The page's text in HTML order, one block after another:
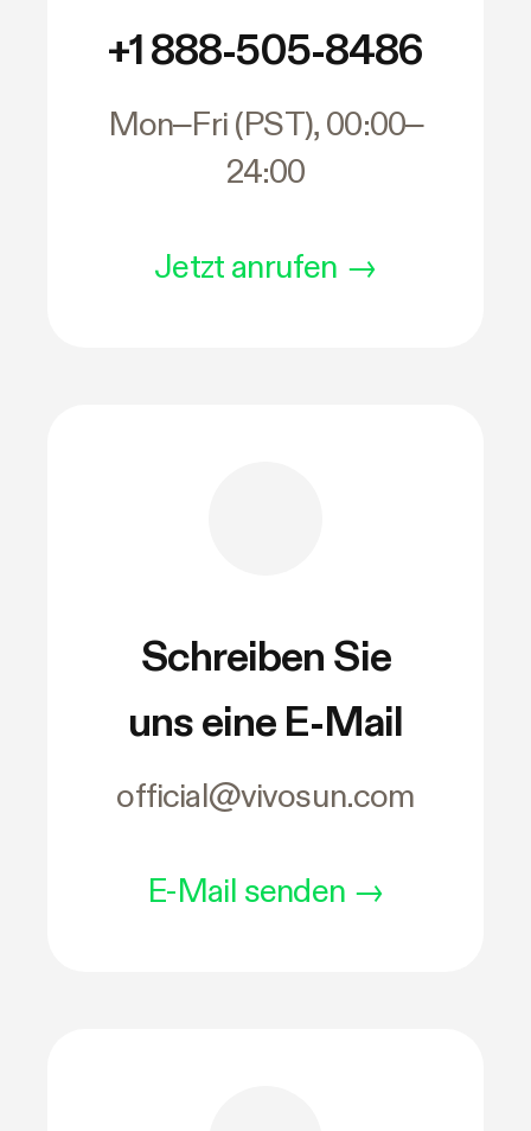
+1 888-505-8486
Mon–Fri (PST), 00:00–
24:00
Jetzt anrufen →
Schreiben Sie
uns eine E-Mail
official@vivosun.com
E-Mail senden→